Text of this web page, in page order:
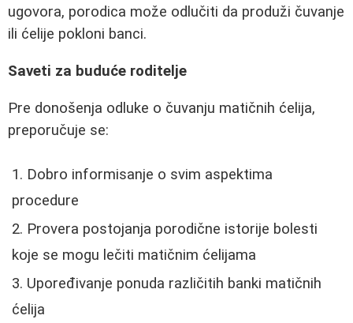
ugovora, porodica može odlučiti da produži čuvanje
ili ćelije pokloni banci.
Saveti za buduće roditelje
Pre donošenja odluke o čuvanju matičnih ćelija,
preporučuje se:
Dobro informisanje o svim aspektima
procedure
Provera postojanja porodične istorije bolesti
koje se mogu lečiti matičnim ćelijama
Upoređivanje ponuda različitih banki matičnih
ćelija